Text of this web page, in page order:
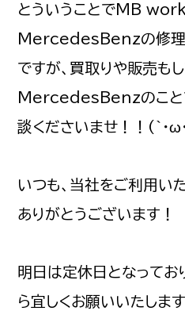
とういうことでMB
MercedesBenzの修理
ですが、買取りや販売も
MercedesBenzのこと
談くださいませ！！(｀・ω
いつも、当社をご利用い
ありがとうございます！
明日は定休日となってお
ら宜しくお願いいたしま